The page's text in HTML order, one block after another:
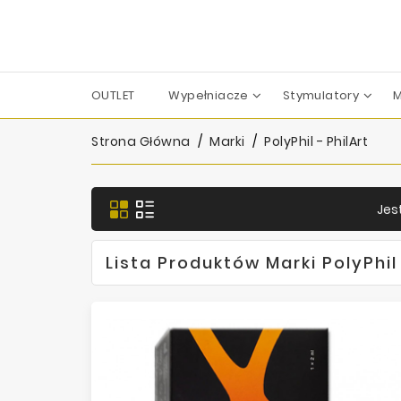
OUTLET Wypełniacze Stymulatory
Strona Główna Marki PolyPhil - PhilArt
Lista Produktów Marki